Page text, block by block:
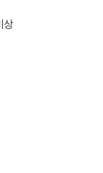
상